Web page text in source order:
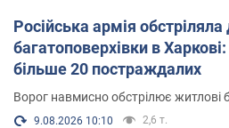
Російська армія обстріляла
багатоповерхівки в
більше 20 постраждалих
Ворог навмисно обстрілює житлові
9.08.2026 10:10 2,6 т.